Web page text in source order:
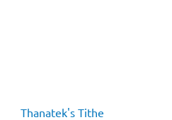
Thanatek's Tithe